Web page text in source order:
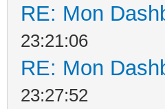
RE: Mon
23:21:06
RE: Mon
23:27:52